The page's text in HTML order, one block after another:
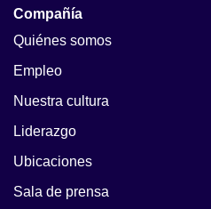
Compañía
Quiénes somos
Empleo
Nuestra cultura
Liderazgo
Ubicaciones
Sala de prensa